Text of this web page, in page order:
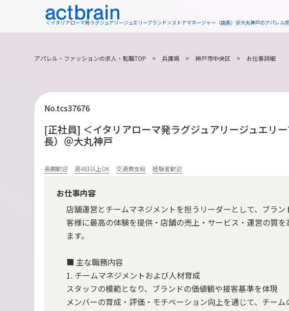
＜イタリアローマ発ラグジュアリージュエリーブランド＞ストアマネージャー（店長）＠大丸神戸のアパレル
アパレル・ファッションの求人・転職TOP > 兵庫県> 神戸市中央区 > お仕事詳細
No.tcs37676
[正社員] ＜イタリアローマ発ラグジュアリージュエリ
長）＠大丸神戸
長期歓迎 週4日以上OK 交通費支給 経験者歓迎
お仕事内容
店舗運営とチームマネジメントを担うリーダーとして、ブラ
客様に最高の体験を提供・店舗の売上・サービス・運営の質
ます。
■ 主な職務内容
1. チームマネジメントおよび人材育成
スタッフの模範となり、ブランドの価値観や接客基準を体現
メンバーの育成・評価・モチベーション向上を通じて、チー